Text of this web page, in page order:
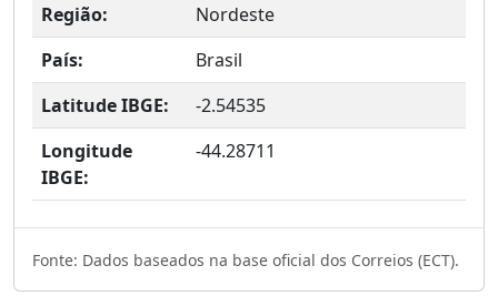
Região:
Nordeste
País:
Brasil
Latitude IBGE:
-2.54535
Longitude
IBGE:
-44.28711
Fonte: Dados baseados na base oficial dos Correios (ECT).